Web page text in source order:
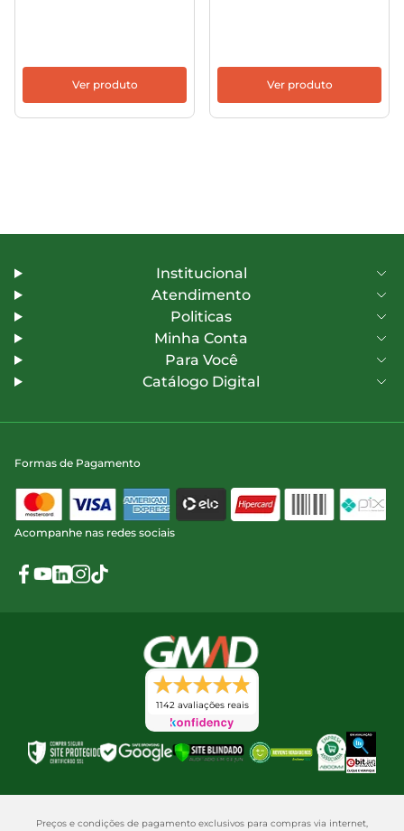
Ver produto Ver produto
Institucional
Atendimento
Politicas
Minha Conta
Para Você
Catálogo Digital
Formas de Pagamento
Acompanhe nas redes sociais
1142 avaliações reais
Preços e condições de pagamento exclusivos para compras via internet,